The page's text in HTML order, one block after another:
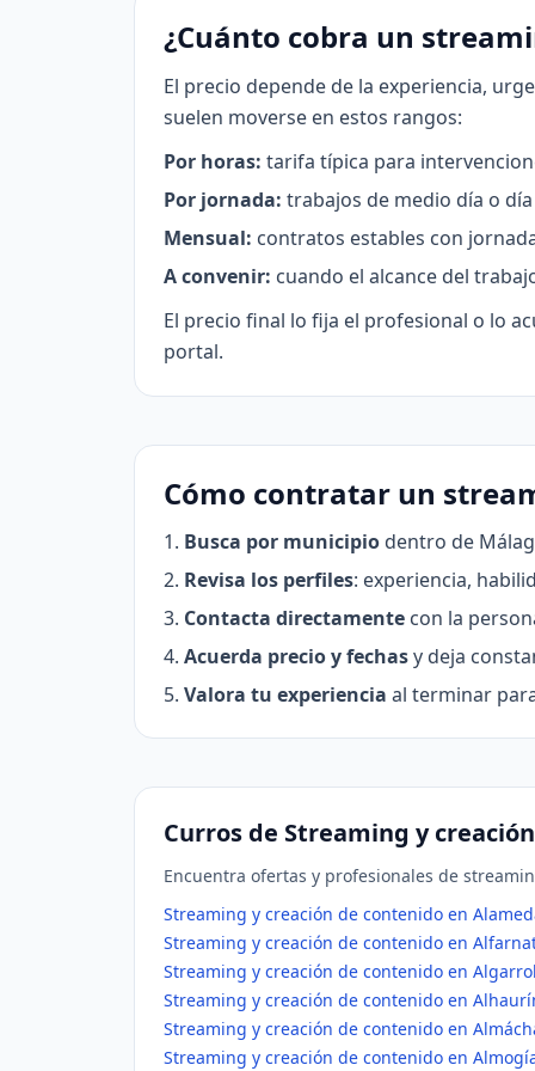
¿Cuánto cobra un
El precio depende de la experiencia,
suelen moverse en estos rangos:
Por horas: tarifa típica para
Por jornada: trabajos de medio día o
Mensual: contratos estables con
A convenir: cuando el alcance del
El precio final lo fija el profesional o lo
portal.
Cómo contratar un
Busca por municipio dentro de
Revisa los perfiles: experiencia,
Contacta directamente con la
Acuerda precio y fechasy deja
Valora tu experiencia al terminar
Curros de Streaming y
Encuentra ofertas y profesionales de
Streaming y creación de contenido en
Streaming y creación de contenido en
Streaming y creación de contenido en
Streaming y creación de contenido en
Streaming y creación de contenido en
Streaming y creación de contenido en